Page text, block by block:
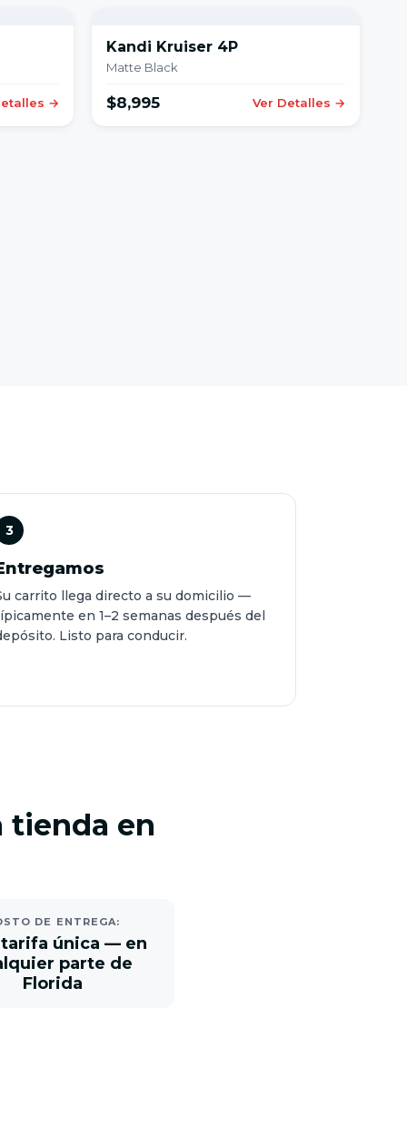
→
Kandi Kruiser 4P
Matte Black
$8,995 Ver Detalles →
3
carrito llega directo a su domicilio —
en 1–2 semanas después del
Listo para conducir.
tienda en
DE ENTREGA:
tarifa única — en
parte de
Florida